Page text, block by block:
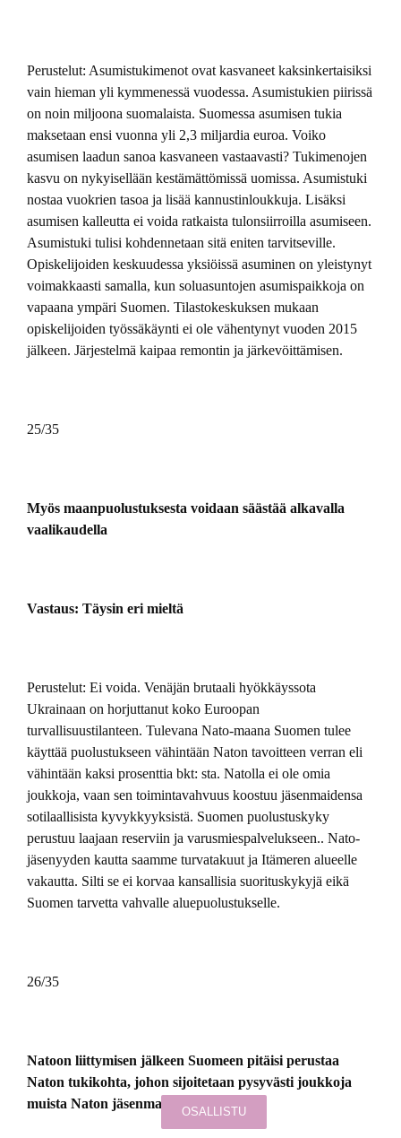
Perustelut: Asumistukimenot ovat kasvaneet kaksinkertaisiksi
vain hieman yli kymmenessä vuodessa. Asumistukien piirissä
on noin miljoona suomalaista. Suomessa asumisen tukia
maksetaan ensi vuonna yli 2,3 miljardia euroa. Voiko
asumisen laadun sanoa kasvaneen vastaavasti? Tukimenojen
kasvu on nykyisellään kestämättömissä uomissa. Asumistuki
nostaa vuokrien tasoa ja lisää kannustinloukkuja. Lisäksi
asumisen kalleutta ei voida ratkaista tulonsiirroilla asumiseen.
Asumistuki tulisi kohdennetaan sitä eniten tarvitseville.
Opiskelijoiden keskuudessa yksiöissä asuminen on yleistynyt
voimakkaasti samalla, kun soluasuntojen asumispaikkoja on
vapaana ympäri Suomen. Tilastokeskuksen mukaan
opiskelijoiden työssäkäynti ei ole vähentynyt vuoden 2015
jälkeen. Järjestelmä kaipaa remontin ja järkevöittämisen.
25/35
Myös maanpuolustuksesta voidaan säästää alkavalla
vaalikaudella
Vastaus: Täysin eri mieltä
Perustelut: Ei voida. Venäjän brutaali hyökkäyssota
Ukrainaan on horjuttanut koko Euroopan
turvallisuustilanteen. Tulevana Nato-maana Suomen tulee
käyttää puolustukseen vähintään Naton tavoitteen verran eli
vähintään kaksi prosenttia bkt: sta. Natolla ei ole omia
joukkoja, vaan sen toimintavahvuus koostuu jäsenmaidensa
sotilaallisista kyvykkyyksistä. Suomen puolustuskyky
perustuu laajaan reserviin ja varusmiespalvelukseen.. Nato-
jäsenyyden kautta saamme turvatakuut ja Itämeren alueelle
vakautta. Silti se ei korvaa kansallisia suorituskykyjä eikä
Suomen tarvetta vahvalle aluepuolustukselle.
26/35
Natoon liittymisen jälkeen Suomeen pitäisi perustaa
Naton tukikohta, johon sijoitetaan pysyvästi joukkoja
muista Naton jäsenmaista
OSALLISTU